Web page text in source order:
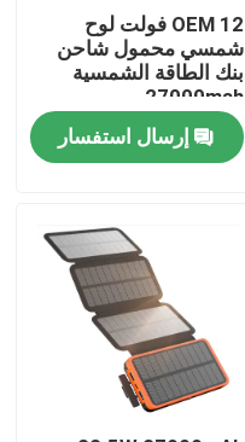
OEM 12 فولت لوح
شمسي محمول شاحن
بنك الطاقة الشمسية
27000mah
إرسال استفسار